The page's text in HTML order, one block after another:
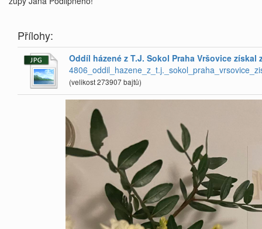
Přílohy:
Oddíl házené z T.J. Sokol Praha Vršovice
(velikost 273907 bajtů)